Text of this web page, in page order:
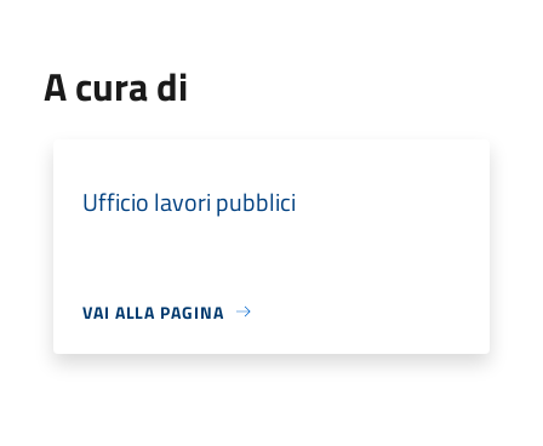
A cura di
Ufficio lavori pubblici
VAI ALLA PAGINA